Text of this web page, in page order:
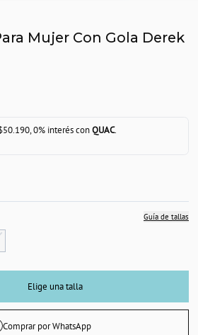
Mujer Con Gola Derek
0% interés conQUAC.
Guía de tallas
Elige una talla
Comprar por WhatsApp